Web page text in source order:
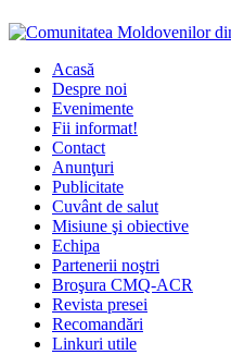
Acasă
Despre noi
Evenimente
Fii informat!
Contact
Anunţuri
Publicitate
Cuvânt de salut
Misiune şi obiective
Echipa
Partenerii noştri
Broşura CMQ-ACR
Revista presei
Recomandări
Linkuri utile